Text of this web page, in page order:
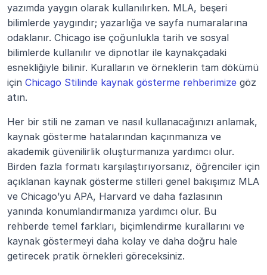
yazımda yaygın olarak kullanılırken. MLA, beşeri
bilimlerde yaygındır; yazarlığa ve sayfa numaralarına
odaklanır. Chicago ise çoğunlukla tarih ve sosyal
bilimlerde kullanılır ve dipnotlar ile kaynakçadaki
esnekliğiyle bilinir. Kuralların ve örneklerin tam dökümü
için Chicago Stilinde kaynak gösterme rehberimize göz
atın.
Her bir stili ne zaman ve nasıl kullanacağınızı anlamak,
kaynak gösterme hatalarından kaçınmanıza ve
akademik güvenilirlik oluşturmanıza yardımcı olur.
Birden fazla formatı karşılaştırıyorsanız, öğrenciler için
açıklanan kaynak gösterme stilleri genel bakışımız MLA
ve Chicago’yu APA, Harvard ve daha fazlasının
yanında konumlandırmanıza yardımcı olur. Bu
rehberde temel farkları, biçimlendirme kurallarını ve
kaynak göstermeyi daha kolay ve daha doğru hale
getirecek pratik örnekleri göreceksiniz.